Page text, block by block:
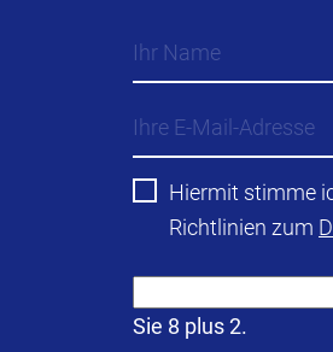
Hiermit stimme
Richtlinien zum
Sie 8 plus 2.